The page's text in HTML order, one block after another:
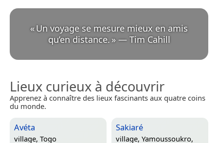
«Un voyage se mesure mieux en amis
qu’en distance. » — Tim Cahill
Lieux curieux à découvrir
Apprenez à connaître des lieux fascinants aux quatre coins
du monde.
Avéta
village, Togo
Sakiaré
village, Yamoussoukro,